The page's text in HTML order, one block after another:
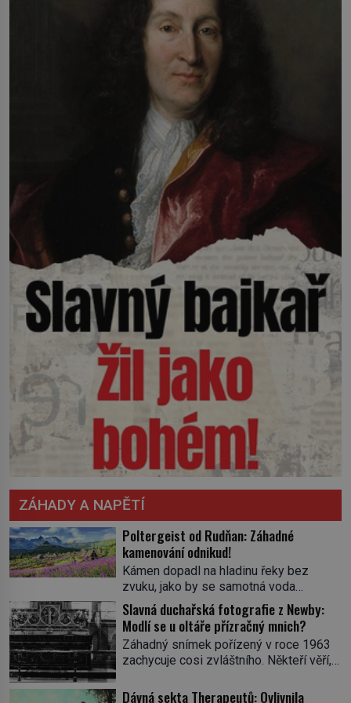
ZÁHADY A NAPĚTÍ
Poltergeist od Rudňan: Záhadné
kamenování odnikud!
Kámen dopadl na hladinu řeky bez
zvuku, jako by se samotná voda
rozhodla mlčet. Mladší z chlapců
bolestně strhl ruku, ale další úder ho
zasáhl dříve, než si vůbec uvědomil
pohyb: tiše, nelidsky přesně. „Odkud…?“
zachrčel starší student, ale v houštině
mohl cokoliv házet. A když se […]
Slavná duchařská fotografie z Newby:
Modlí se u oltáře přízračný mnich?
Záhadný snímek pořízený v roce 1963
zachycuje cosi zvláštního. Někteří věří,
oltáře je duch mnicha ze 16. století s
Dávná sekta Therapeutů: Ovlivnila